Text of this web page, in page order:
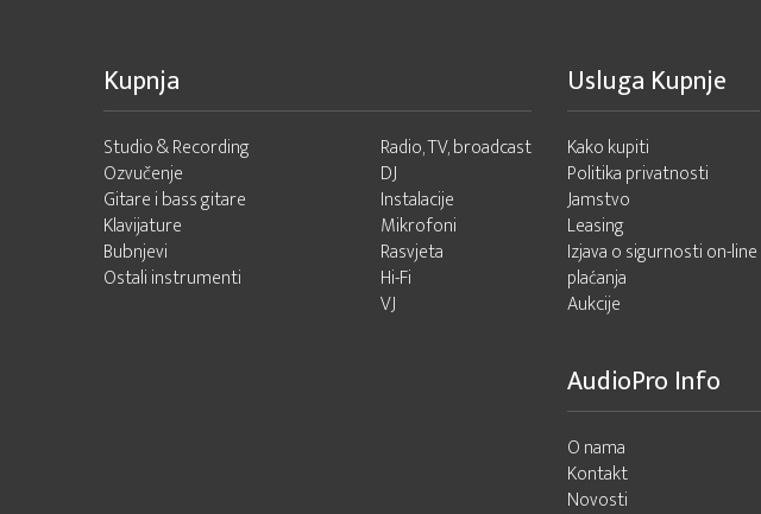
Kupnja
Studio & Recording
Ozvučenje
Gitare i bass gitare
Klavijature
Bubnjevi
Ostali instrumenti
Radio, TV, broadcast
DJ
Instalacije
Mikrofoni
Rasvjeta
Hi-Fi
VJ
Usluga Kupnje
Kako kupiti
Politika privatnosti
Jamstvo
Leasing
Izjava o sigurnosti on-line
plaćanja
Aukcije
AudioPro Info
O nama
Kontakt
Novosti